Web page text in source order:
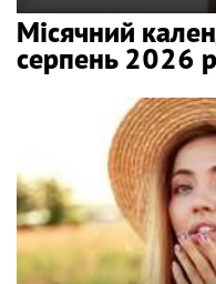
Місячний
серпень 2026